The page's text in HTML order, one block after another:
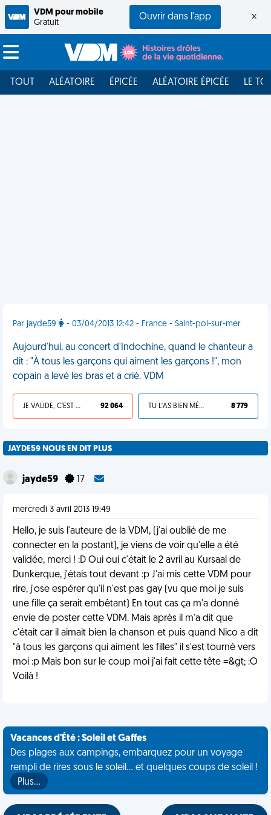
VDM pour mobile
Gratuit
Ouvrir dans l'app ×
TOUT ALÉATOIRE ÉPICÉE ALÉATOIRE ÉPICÉE LE
Par jayde59 - 03/04/2013 12:42 - France - Saint-pol-sur-mer
Aujourd'hui, au concert d'Indochine, quand le chanteur a
dit : "À tous les garçons qui aiment les garçons !", mon
copain a levé les bras et a crié. VDM
JE VALIDE, C'EST UNE VDM 92 064 TU L'AS BIEN MÉRITÉ 8 779
JAYDE59 NOUS EN DIT PLUS
jayde59 17
mercredi 3 avril 2013 19:49
Hello, je suis l'auteure de la VDM, (j'ai oublié de me
connecter en la postant), je viens de voir qu'elle a été
validée, merci ! :D Oui oui c'était le 2 avril au Kursaal de
Dunkerque, j'étais tout devant :p J'ai mis cette VDM pour
rire, j'ose espérer qu'il n'est pas gay (vu que moi je suis
une fille ça serait embêtant) En tout cas ça m'a donné
envie de poster cette VDM. Mais après il m'a dit que
c'était car il aimait bien la chanson et puis quand Nico a dit
"à tous les garçons qui aiment les filles" il s'est tourné vers
moi :p Mais bon sur le coup moi j'ai fait cette tête =&gt; :O
Voilà !
Vacances d'Été : Soleil et Gaffes
Des plages aux campings, embarquez pour un voyage
rempli de rires sous le soleil... et quelques coups de soleil !
Plus…